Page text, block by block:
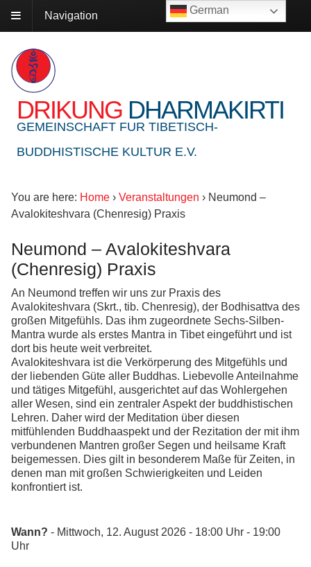
Navigation
DRIKUNG DHARMAKIRTI
GEMEINSCHAFT FUR TIBETISCH-
BUDDHISTISCHE KULTUR E.V.
You are here: Home › Veranstaltungen › Neumond –
Avalokiteshvara (Chenresig) Praxis
Neumond – Avalokiteshvara
(Chenresig) Praxis
An Neumond treffen wir uns zur Praxis des
Avalokiteshvara (Skrt., tib. Chenresig), der Bodhisattva des
großen Mitgefühls. Das ihm zugeordnete Sechs-Silben-
Mantra wurde als erstes Mantra in Tibet eingeführt und ist
dort bis heute weit verbreitet.
Avalokiteshvara ist die Verkörperung des Mitgefühls und
der liebenden Güte aller Buddhas. Liebevolle Anteilnahme
und tätiges Mitgefühl, ausgerichtet auf das Wohlergehen
aller Wesen, sind ein zentraler Aspekt der buddhistischen
Lehren. Daher wird der Meditation über diesen
mitfühlenden Buddhaaspekt und der Rezitation der mit ihm
verbundenen Mantren großer Segen und heilsame Kraft
beigemessen. Dies gilt in besonderem Maße für Zeiten, in
denen man mit großen Schwierigkeiten und Leiden
konfrontiert ist.
Wann? - Mittwoch, 12. August 2026 - 18:00 Uhr - 19:00
Uhr
German